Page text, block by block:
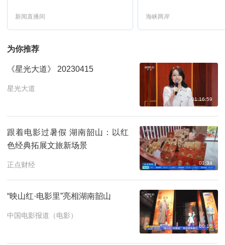
19:00 新闻直播间
19:44
20:00
20:33 新闻1+1 预约
21:00 新闻直播间 预约
新闻直播间 海峡两岸
为你推荐
《星光大道》 20230415
星光大道
01:16:59
跟着电影过暑假 湖南韶山：以红
色经典拓展文旅新场景
正点财经 01:34
“映山红·电影里”亮相湖南韶山
中国电影报道（电影）
00:15